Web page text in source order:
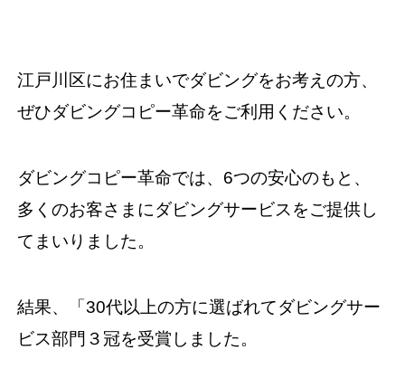
江戸川区にお住まいでダビングをお考えの方、
ぜひダビングコピー革命をご利用ください。
ダビングコピー革命では、6つの安心のもと、
多くのお客さまにダビングサービスをご提供し
てまいりました。
結果、「30代以上の方に選ばれてダビングサー
ビス部門３冠を受賞しました。